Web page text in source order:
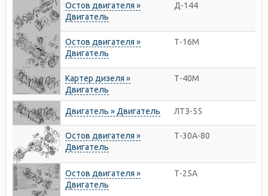
Остов двигателя »
Двигатель
Д-144
Остов двигателя »
Двигатель
Т-16М
Картер дизеля »
Двигатель
Т-40М
Двигатель » Двигатель ЛТЗ-55
Остов двигателя »
Двигатель
Т-30A-80
Остов двигателя »
Двигатель
Т-25А